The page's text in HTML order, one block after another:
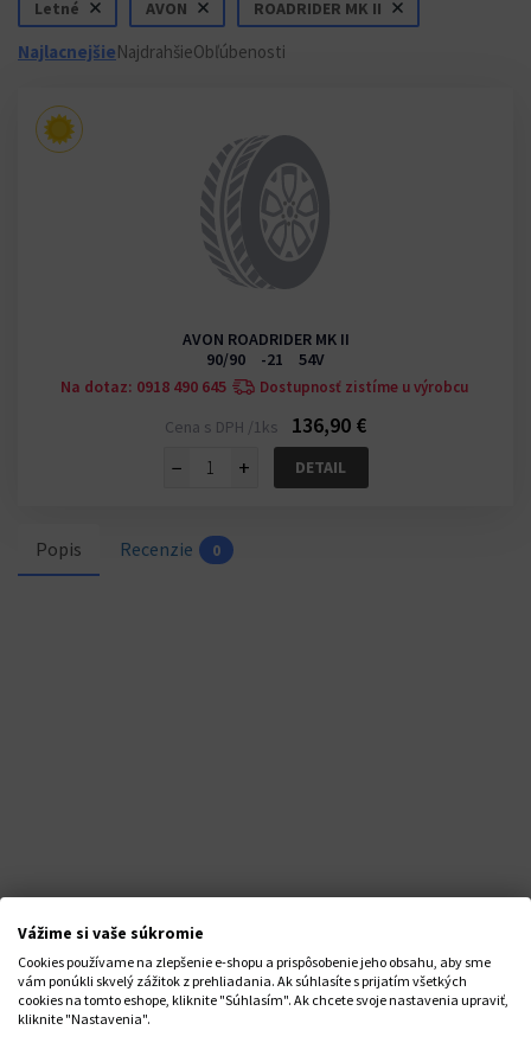
Letné AVON ROADRIDER MK II
NajlacnejšieNajdrahšieObľúbenosti
AVON ROADRIDER MK II
90/90 -21 54V
Na dotaz: 0918 490 645
Dostupnosť zistíme u výrobcu
Cena s DPH /1ks
136,90 €
−
+ DETAIL
Popis Recenzie 0
STAŇTE SA NAŠÍM FANÚŠIKOM
Vážime si vaše súkromie
Cookies používame na zlepšenie e-shopu a prispôsobenie jeho obsahu, aby sme
vám ponúkli skvelý zážitok z prehliadania. Ak súhlasíte s prijatím všetkých
cookies na tomto eshope, kliknite "Súhlasím". Ak chcete svoje nastavenia upraviť,
kliknite "Nastavenia".